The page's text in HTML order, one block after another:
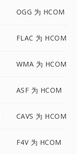
OGG 为 HCOM
FLAC 为 HCOM
WMA 为 HCOM
ASF 为 HCOM
CAVS 为 HCOM
F4V 为 HCOM